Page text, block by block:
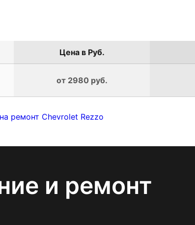
Цена в Руб.
от 2980 руб.
ремонт Chevrolet Rezzo
и ремонт